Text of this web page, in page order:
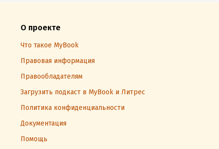
О проекте
Что такое MyBook
Правовая информация
Правообладателям
Загрузить подкаст в MyBook и Литрес
Политика конфиденциальности
Документация
Помощь